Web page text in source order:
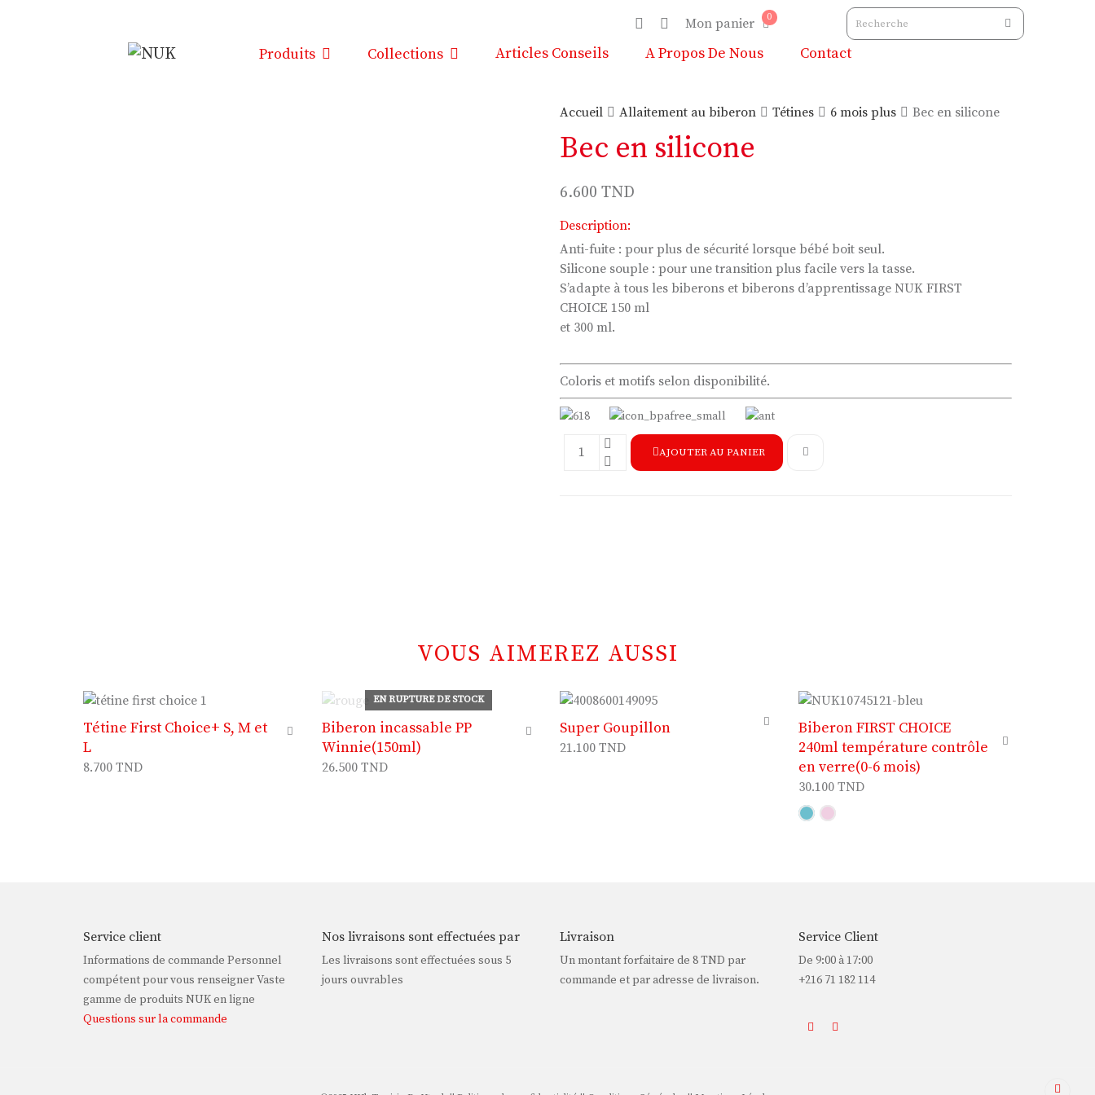
Mon panier 0
Produits Collections Articles Conseils A Propos De Nous Contact
Accueil Allaitement au biberon Tétines 6 mois plus Bec en silicone
Bec en silicone
6.600 TND
Description:
Anti-fuite : pour plus de sécurité lorsque bébé boit seul.
Silicone souple : pour une transition plus facile vers la tasse.
S’adapte à tous les biberons et biberons d’apprentissage NUK FIRST
CHOICE 150 ml
et 300 ml.
Coloris et motifs selon disponibilité.
AJOUTER AU PANIER
VOUS AIMEREZ AUSSI
Tétine First Choice+ S, M et
L
8.700 TND
EN RUPTURE DE STOCK
Biberon incassable PP
Winnie(150ml)
26.500 TND
Super Goupillon
21.100 TND
Biberon FIRST CHOICE
240ml température contrôle
en verre(0-6 mois)
30.100 TND
Service client
Informations de commande Personnel
compétent pour vous renseigner Vaste
gamme de produits NUK en ligne
Questions sur la commande
Nos livraisons sont effectuées par
Les livraisons sont effectuées sous 5
jours ouvrables
Livraison
Un montant forfaitaire de 8 TND par
commande et par adresse de livraison.
Service Client
De 9:00 à 17:00
+216 71 182 114